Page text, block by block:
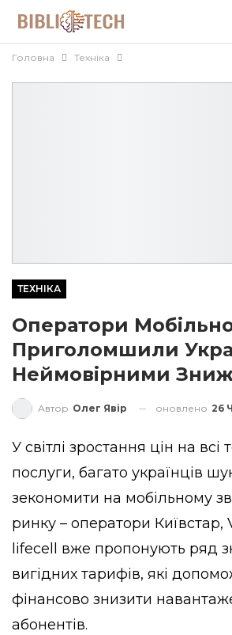
Головна Техніка
ТЕХНІКА
Оператори
Приголомшили
Неймовірними
Автор Олег Явір оновлено 26
У світлі зростання цін на всі
послуги, багато українців
зекономити на мобільному
ринку – оператори Київстар,
lifecell вже пропонують ряд
вигідних тарифів, які
фінансово знизити
абонентів.